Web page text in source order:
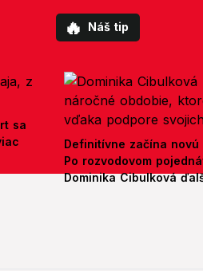
🔥 Náš tip
sa
Definitívne začína
Po rozvodovom
Dominika Cibulková